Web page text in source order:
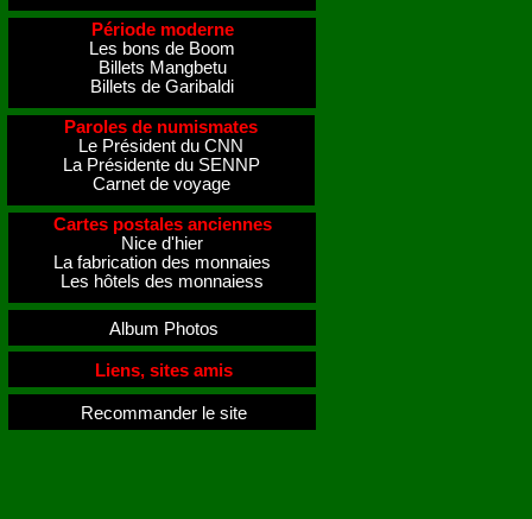
Période moderne
Les bons de Boom
Billets Mangbetu
Billets de Garibaldi
Paroles de numismates
Le Président du CNN
La Présidente du SENNP
Carnet de voyage
Cartes postales anciennes
Nice d'hier
La fabrication des monnaies
Les hôtels des monnaiess
Album Photos
Liens, sites amis
Recommander le site